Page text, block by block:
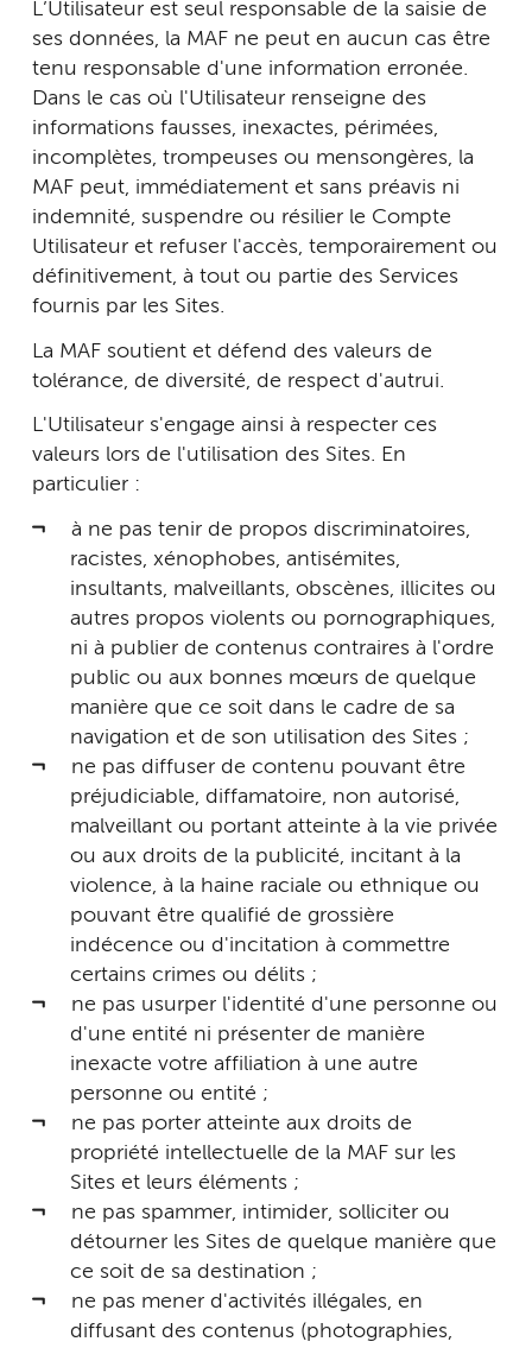
L’Utilisateur est seul responsable de la saisie de
ses données, la MAF ne peut en aucun cas être
tenu responsable d'une information erronée.
Dans le cas où l'Utilisateur renseigne des
informations fausses, inexactes, périmées,
incomplètes, trompeuses ou mensongères, la
MAF peut, immédiatement et sans préavis ni
indemnité, suspendre ou résilier le Compte
Utilisateur et refuser l'accès, temporairement ou
définitivement, à tout ou partie des Services
fournis par les Sites.
La MAF soutient et défend des valeurs de
tolérance, de diversité, de respect d'autrui.
L'Utilisateur s'engage ainsi à respecter ces
valeurs lors de l'utilisation des Sites. En
particulier :
à ne pas tenir de propos discriminatoires,
racistes, xénophobes, antisémites,
insultants, malveillants, obscènes, illicites ou
autres propos violents ou pornographiques,
ni à publier de contenus contraires à l'ordre
public ou aux bonnes mœurs de quelque
manière que ce soit dans le cadre de sa
navigation et de son utilisation des Sites ;
ne pas diffuser de contenu pouvant être
préjudiciable, diffamatoire, non autorisé,
malveillant ou portant atteinte à la vie privée
ou aux droits de la publicité, incitant à la
violence, à la haine raciale ou ethnique ou
pouvant être qualifié de grossière
indécence ou d'incitation à commettre
certains crimes ou délits ;
ne pas usurper l'identité d'une personne ou
d'une entité ni présenter de manière
inexacte votre affiliation à une autre
personne ou entité ;
ne pas porter atteinte aux droits de
propriété intellectuelle de la MAF sur les
Sites et leurs éléments ;
ne pas spammer, intimider, solliciter ou
détourner les Sites de quelque manière que
ce soit de sa destination ;
ne pas mener d'activités illégales, en
diffusant des contenus (photographies,